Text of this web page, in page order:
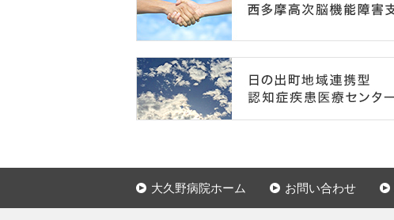
大久野病院ホーム お問い合わせ